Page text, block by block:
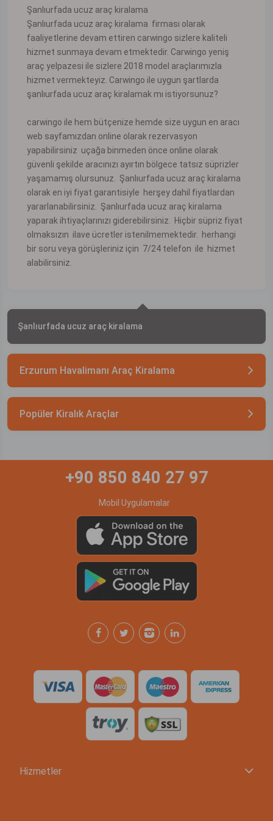
Şanlıurfada ucuz araç kiralama
Şanlıurfada ucuz araç kiralama firması olarak
faaliyetlerine devam ettiren carwingo sizlere kaliteli
hizmet sunmaya devam etmektedir. Carwingo yeniş
araç yelpazesi ile sizlere 2018 model araçlarımızla
hizmet vermekteyiz. Carwingo ile uygun şartlarda
şanlıurfada ucuz araç kiralamak mı istiyorsunuz?
carwingo ile hem bütçenize hemde size uygun en aracı
web sayfamızdan online olarak rezervasyon
yapabilirsiniz uçağa binmeden önce online olarak
güvenli şekilde aracınızı ayırtın bölgece tatsız süprizler
yaşamamış olursunuz. Şanlıurfada ucuz araç kiralama
olarak en iyi fiyat garantisiyle herşey dahil fiyatlardan
yararlanabilirsiniz. Şanlıurfada ucuz araç kiralama
yaparak ihtiyaçlarınızı giderebilirsiniz. Hiçbir süpriz fiyat
olmaksızın ilave ücretler istenilmemektedir. herhangi
bir soru veya görüşleriniz için 7/24 telefon ile hizmet
alabilirsiniz.
Şanlıurfada ucuz araç kiralama
Erzurum Havalimanı Araç Kiralama
Popüler Kiralık Araçlar
+90 850 840 27 97
Mobil Uygulamalar
Hizmetler